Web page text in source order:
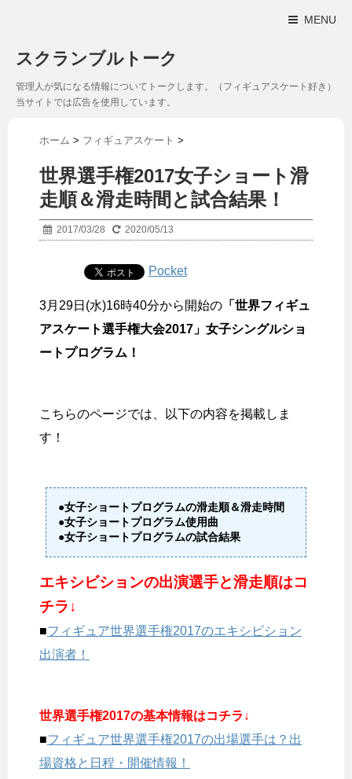
MENU
スクランブルトーク
管理人が気になる情報についてトークします。（フィギュアスケート好き）
当サイトでは広告を使用しています。
ホーム > フィギュアスケート >
世界選手権2017女子ショート滑
走順＆滑走時間と試合結果！
2017/03/28 2020/05/13
Pocket
3月29日(水)16時40分から開始の 「世界フィギュ
アスケート選手権大会2017」女子シングルショ
ートプログラム！
こちらのページでは、以下の内容を掲載しま
す！
●女子ショートプログラムの滑走順＆滑走時間
●女子ショートプログラム使用曲
●女子ショートプログラムの試合結果
エキシビションの出演選手と滑走順はコ
チラ↓
■フィギュア世界選手権2017のエキシビション
出演者！
世界選手権2017の基本情報はコチラ↓
■フィギュア世界選手権2017の出場選手は？出
場資格と日程・開催情報！